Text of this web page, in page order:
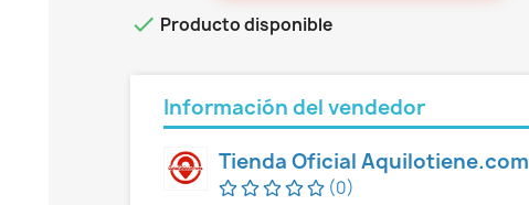
 Producto disponible
Información del vendedor
Tienda Oficial Aquilotiene.com
(0)